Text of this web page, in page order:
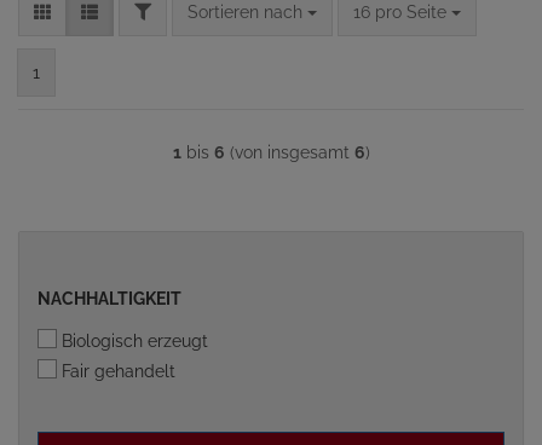
FILTERSortieren nach
Sortieren nach 16 pro Seite
pro Seite
1
1bis 6 (von insgesamt 6)
NACHHALTIGKEIT
NACHHALTIGKEIT
Biologisch erzeugt
Fair gehandelt